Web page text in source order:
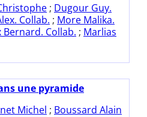
; Dugour Guy.
Collab. ; More Malika.
Bernard. Collab. ; Marlias
une pyramide
Michel ; Boussard Alain